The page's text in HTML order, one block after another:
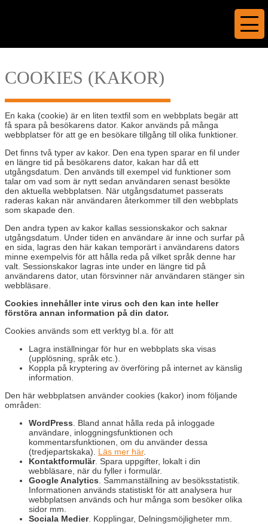
COOKIES (KAKOR)
En kaka (cookie) är en liten textfil som en webbplats begär att
få spara på besökarens dator. Kakor används på många
webbplatser för att ge en besökare tillgång till olika funktioner.
Det finns två typer av kakor. Den ena typen sparar en fil under
en längre tid på besökarens dator, kakan har då ett
utgångsdatum. Den används till exempel vid funktioner som
talar om vad som är nytt sedan användaren senast besökte
den aktuella webbplatsen. När utgångsdatumet passerats
raderas kakan när användaren återkommer till den webbplats
som skapade den.
Den andra typen av kakor kallas sessionskakor och saknar
utgångsdatum. Under tiden en användare är inne och surfar på
en sida, lagras den här kakan temporärt i användarens dators
minne exempelvis för att hålla reda på vilket språk denne har
valt. Sessionskakor lagras inte under en längre tid på
användarens dator, utan försvinner när användaren stänger sin
webbläsare.
Cookies innehåller inte virus och den kan inte heller
förstöra annan information på din dator.
Cookies används som ett verktyg bl.a. för att
Lagra inställningar för hur en webbplats ska visas
(upplösning, språk etc.).
Koppla på kryptering av överföring på internet av känslig
information.
Den här webbplatsen använder cookies (kakor) inom följande
områden:
WordPress . Bland annat hålla reda på inloggade
användare, inloggningsfunktionen och
kommentarsfunktionen, om du använder dessa
(tredjepartskaka). Läs mer här.
Kontaktformulär. Spara uppgifter, lokalt i din
webbläsare, när du fyller i formulär.
Google Analytics . Sammanställning av besöksstatistik.
Informationen används statistiskt för att analysera hur
webbplatsen används och hur många som besöker olika
sidor mm.
Sociala Medier. Kopplingar, Delningsmöjligheter mm.